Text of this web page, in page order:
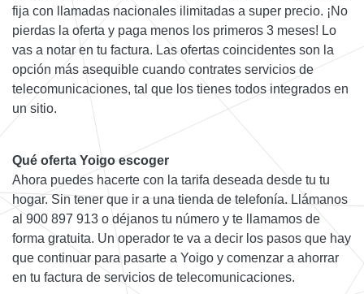
fija con llamadas nacionales ilimitadas a super precio. ¡No
pierdas la oferta y paga menos los primeros 3 meses! Lo
vas a notar en tu factura. Las ofertas coincidentes son la
opción más asequible cuando contrates servicios de
telecomunicaciones, tal que los tienes todos integrados en
un sitio.
Qué oferta Yoigo escoger
Ahora puedes hacerte con la tarifa deseada desde tu tu
hogar. Sin tener que ir a una tienda de telefonía. Llámanos
al 900 897 913 o déjanos tu número y te llamamos de
forma gratuita. Un operador te va a decir los pasos que hay
que continuar para pasarte a Yoigo y comenzar a ahorrar
en tu factura de servicios de telecomunicaciones.